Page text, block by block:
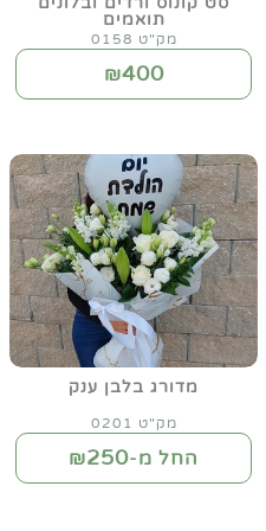
תואמים
מק"ט 0158
₪400
מדורג בלבן ענק
מק"ט 0201
החל מ-₪250